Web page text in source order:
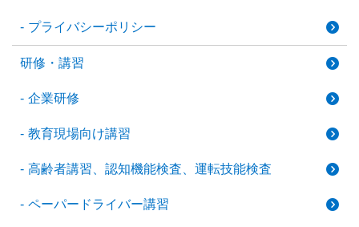
プライバシーポリシー
研修・講習
企業研修
教育現場向け講習
高齢者講習、認知機能検査、運転技能検査
ペーパードライバー講習